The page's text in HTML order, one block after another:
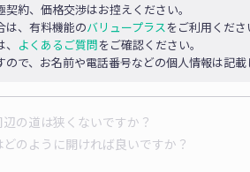
約、価格交渉はお控えください。
は、有料機能のバリュープラスをご利用くださ
よくあるご質問をご確認ください。
ので、お名前や電話番号などの個人情報は記載